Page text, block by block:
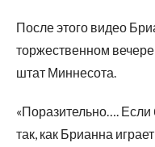
После этого видео
торжественном
штат Миннесота.
«Поразительно…. Если
так, как Брианна